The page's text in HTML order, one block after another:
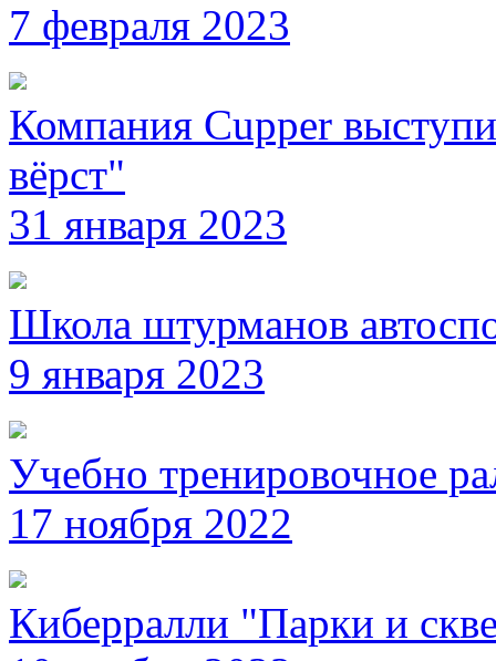
7 февраля 2023
Компания Cupper
вёрст"
31 января 2023
Школа штурманов
9 января 2023
Учебно тренировочное
17 ноября 2022
Киберралли "Парки и